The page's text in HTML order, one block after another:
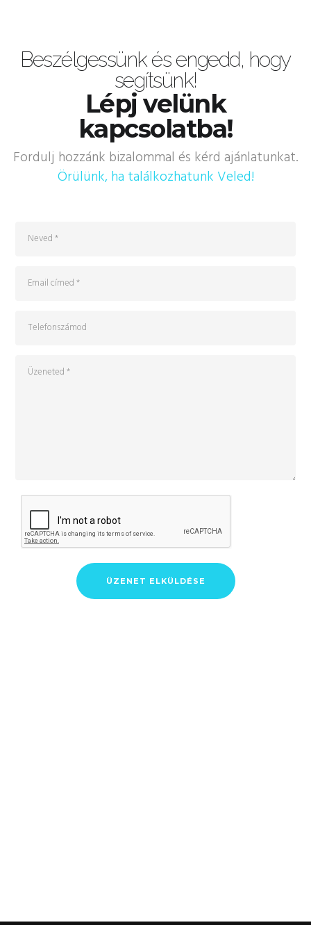
Beszélgessünk és engedd, hogy
segítsünk!
Lépj velünk
kapcsolatba!
Fordulj hozzánk bizalommal és kérd ajánlatunkat.
Örülünk, ha találkozhatunk Veled!